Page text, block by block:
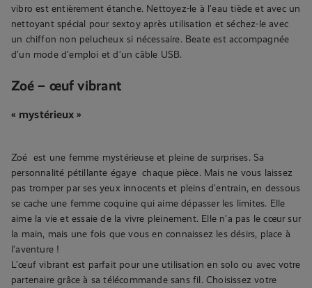
vibro est entièrement étanche. Nettoyez-le à l’eau tiède et avec un
nettoyant spécial pour sextoy après utilisation et séchez-le avec
un chiffon non pelucheux si nécessaire. Beate est accompagnée
d’un mode d’emploi et d’un câble USB.
Zoé – œuf vibrant
« mystérieux »
Zoé est une femme mystérieuse et pleine de surprises. Sa
personnalité pétillante égaye chaque pièce. Mais ne vous laissez
pas tromper par ses yeux innocents et pleins d’entrain, en dessous
se cache une femme coquine qui aime dépasser les limites. Elle
aime la vie et essaie de la vivre pleinement. Elle n’a pas le cœur sur
la main, mais une fois que vous en connaissez les désirs, place à
l’aventure !
L’œuf vibrant est parfait pour une utilisation en solo ou avec votre
partenaire grâce à sa télécommande sans fil. Choisissez votre